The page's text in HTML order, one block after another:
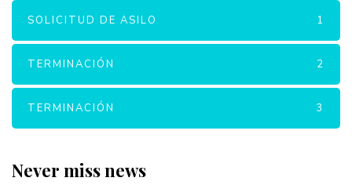
SOLICITUD DE ASILO 1
TERMINACIÓN 2
TERMINACIÓN 3
Never miss news